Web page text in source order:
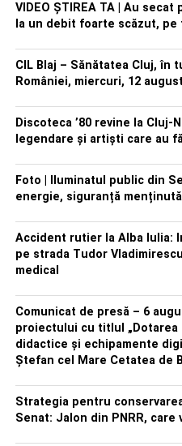
VIDEO ȘTIREA TA | Au
la un debit foarte scăzut,
CIL Blaj – Sănătatea Cluj, în
României, miercuri, 12 august
Discoteca ’80 revine la Cluj-
legendare și artiști care au
Foto | Iluminatul public din
energie, siguranță menținută
Accident rutier la Alba Iulia:
pe strada Tudor
medical
Comunicat de presă – 6
proiectului cu titlul „Dotarea
didactice şi echipamente
Ştefan cel Mare Cetatea de
Strategia pentru
Senat: Jalon din PNRR,